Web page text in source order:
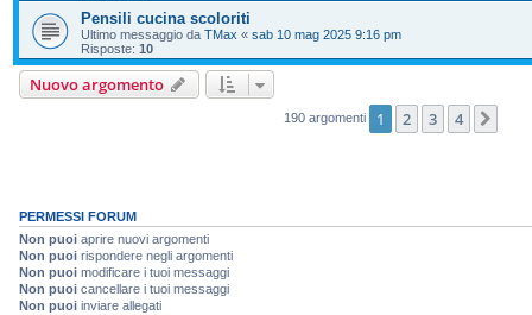
Pensili cucina scoloriti
Ultimo messaggio da TMax « sab 10 mag 2025 9:16 pm
Risposte: 10
Nuovo argomento
190 argomenti 1 2 3 4
PERMESSI FORUM
Non puoi aprire nuovi argomenti
Non puoi rispondere negli argomenti
Non puoi modificare i tuoi messaggi
Non puoi cancellare i tuoi messaggi
Non puoi inviare allegati